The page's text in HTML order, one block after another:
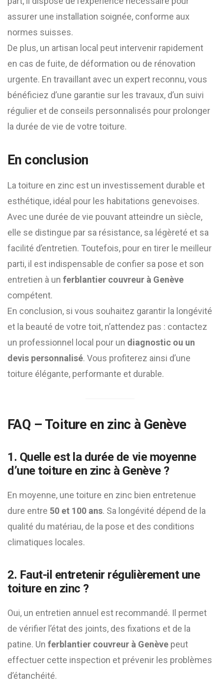
assurer une installation soignée, conforme aux
normes suisses.
De plus, un artisan local peut intervenir rapidement
en cas de fuite, de déformation ou de rénovation
urgente. En travaillant avec un expert reconnu, vous
bénéficiez d’une garantie sur les travaux, d’un suivi
régulier et de conseils personnalisés pour prolonger
la durée de vie de votre toiture.
En conclusion
La toiture en zinc est un investissement durable et
esthétique, idéal pour les habitations genevoises.
Avec une durée de vie pouvant atteindre un siècle,
elle se distingue par sa résistance, sa légèreté et sa
facilité d’entretien. Toutefois, pour en tirer le meilleur
parti, il est indispensable de confier sa pose et son
entretien à un ferblantier couvreur à Genève
compétent.
En conclusion, si vous souhaitez garantir la longévité
et la beauté de votre toit, n’attendez pas : contactez
un professionnel local pour un diagnostic ou un
devis personnalisé. Vous profiterez ainsi d’une
toiture élégante, performante et durable.
FAQ – Toiture en zinc à Genève
1. Quelle est la durée de vie moyenne
d’une toiture en zinc à Genève ?
En moyenne, une toiture en zinc bien entretenue
dure entre 50 et 100 ans. Sa longévité dépend de la
qualité du matériau, de la pose et des conditions
climatiques locales.
2. Faut-il entretenir régulièrement une
toiture en zinc ?
Oui, un entretien annuel est recommandé. Il permet
de vérifier l’état des joints, des fixations et de la
patine. Un ferblantier couvreur à Genève peut
effectuer cette inspection et prévenir les problèmes
d’étanchéité.